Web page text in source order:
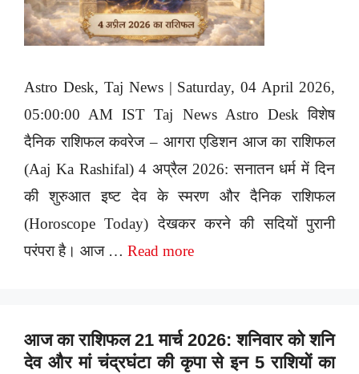
Astro Desk, Taj News | Saturday, 04 April 2026,
05:00:00 AM IST Taj News Astro Desk विशेष
दैनिक राशिफल कवरेज – आगरा एडिशन आज का राशिफल
(Aaj Ka Rashifal) 4 अप्रैल 2026: सनातन धर्म में दिन
की शुरुआत इष्ट देव के स्मरण और दैनिक राशिफल
(Horoscope Today) देखकर करने की सदियों पुरानी
परंपरा है। आज … Read more
आज का राशिफल 21 मार्च 2026: शनिवार को शनि
देव और मां चंद्रघंटा की कृपा से इन 5 राशियों का